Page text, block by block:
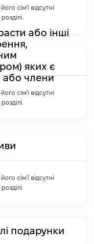
сім'ї відсутні
або інші
яких є
або члени
сім'ї відсутні
сім'ї відсутні
подарунки